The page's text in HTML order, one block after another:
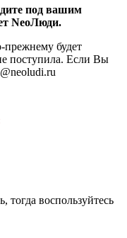
под вашим
NeoЛюди.
прежнему будет
поступила. Если Вы
воспользуйтесь